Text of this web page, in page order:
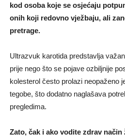
kod osoba koje se osjećaju
onih koji redovno vježbaju, ali
pretrage.
Ultrazvuk karotida predstavlja
prije nego što se pojave ozbiljnije
kolesterol često prolazi neopaženo
tegobe, što dodatno naglašava
pregledima.
Zato, čak i ako vodite zdrav